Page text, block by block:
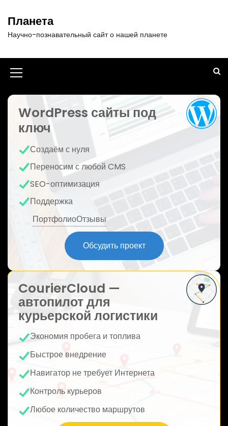
т
Планета
Научно-познавательный сайт о нашей планете
И
к
о
н
к
а
м
WordPress сайты под
ключ
Создаём с нуля
Переносим с любой CMS
SEO-оптимизация
Поддержка
ПортфолиоОтзывы
Обсудить проект
CourierCloud —
автопилот для
курьерской логистики
Экономия пробега и топлива
Быстрое внедрение
Навигатор не требует Интернета
Контроль курьеров
Любое количество маршрутов